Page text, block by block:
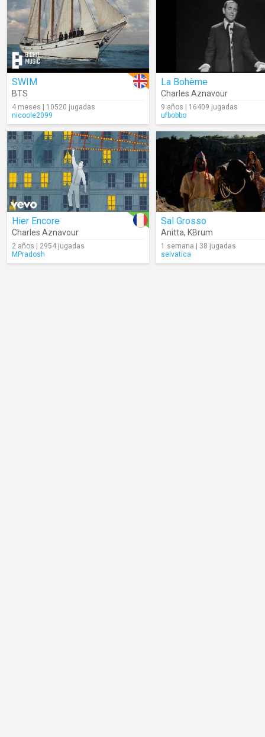
SWIM
BTS
4 meses | 10520 jugadas
nicoole2099
La Bohème
Charles Aznavour
9 años | 16409 jugadas
ufbobbo
Hier Encore
Charles Aznavour
2 años | 2954 jugadas
MPradosh
Sal Grosso
Anitta, KBrum
1 semana | 38 jugadas
selvatica